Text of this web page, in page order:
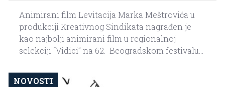
Animirani film Levitacija Marka Meštrovića u
produkciji Kreativnog Sindikata nagrađen je
kao najbolji animirani film u regionalnoj
selekciji “Vidici” na 62. Beogradskom festivalu...
NOVOSTI